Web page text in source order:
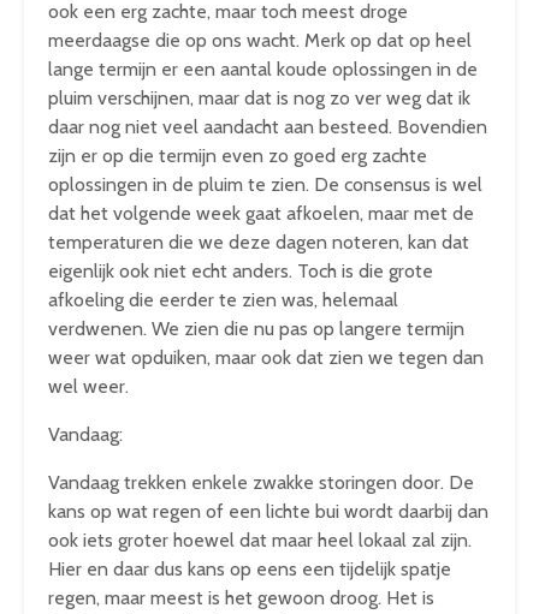
ook een erg zachte, maar toch meest droge
meerdaagse die op ons wacht. Merk op dat op heel
lange termijn er een aantal koude oplossingen in de
pluim verschijnen, maar dat is nog zo ver weg dat ik
daar nog niet veel aandacht aan besteed. Bovendien
zijn er op die termijn even zo goed erg zachte
oplossingen in de pluim te zien. De consensus is wel
dat het volgende week gaat afkoelen, maar met de
temperaturen die we deze dagen noteren, kan dat
eigenlijk ook niet echt anders. Toch is die grote
afkoeling die eerder te zien was, helemaal
verdwenen. We zien die nu pas op langere termijn
weer wat opduiken, maar ook dat zien we tegen dan
wel weer.
Vandaag:
Vandaag trekken enkele zwakke storingen door. De
kans op wat regen of een lichte bui wordt daarbij dan
ook iets groter hoewel dat maar heel lokaal zal zijn.
Hier en daar dus kans op eens een tijdelijk spatje
regen, maar meest is het gewoon droog. Het is